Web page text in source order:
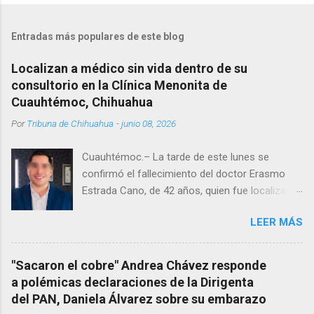
Entradas más populares de este blog
Localizan a médico sin vida dentro de su
consultorio en la Clínica Menonita de
Cuauhtémoc, Chihuahua
PorTribuna de Chihuahua -junio 08, 2026
Cuauhtémoc.– La tarde de este lunes se
confirmó el fallecimiento del doctor Erasmo
Estrada Cano, de 42 años, quien fue localizado
Menonita, ubicada en el kilómetro 10 del
Corredor Comercial. Según reportes el médico
se habría quitado la vida mientras permanecía
encerrado en el consultorio, por lo que
autoridades tuvieron que derribar la puerta,
LEER MÁS
"Sacaron el cobre" Andrea Chávez responde
a polémicas declaraciones de la Dirigenta
del PAN, Daniela Álvarez sobre su embarazo